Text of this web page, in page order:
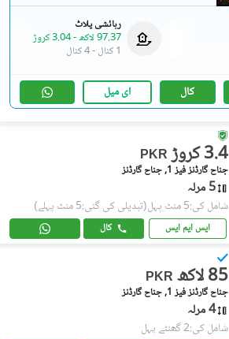
رہائشی پلاٹ
97.37 لاکھ
-3.04 کروڑ
1 کنال
-4 کنال
کال ای میل
PKR 3.4 کروڑ
جناح گارڈنز فیز 1, جناح گارڈنز
5 مرلہ
شامل کی:5 منٹ پہل (تبدیلی کی گئی:5 منٹ پہلے)
ایس ایم ایس کال
PKR 85 لاکھ
جناح گارڈنز فیز 1, جناح گارڈنز
4 مرلہ
شامل کی:2 گھنٹے پہل